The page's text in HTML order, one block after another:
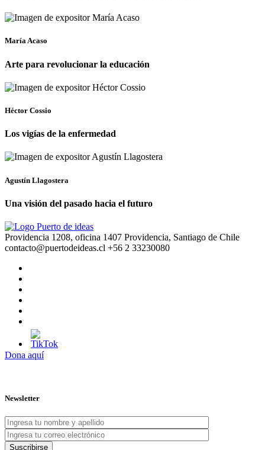
María Acaso
Arte para revolucionar la educación
Héctor Cossio
Los vigías de la enfermedad
Agustín Llagostera
Una visión del pasado hacia el futuro
Providencia 1208, oficina 1407 Providencia, Santiago de Chile
contacto@puertodeideas.cl +56 2 33230080
Dona aquí
Newsletter
Suscribirse